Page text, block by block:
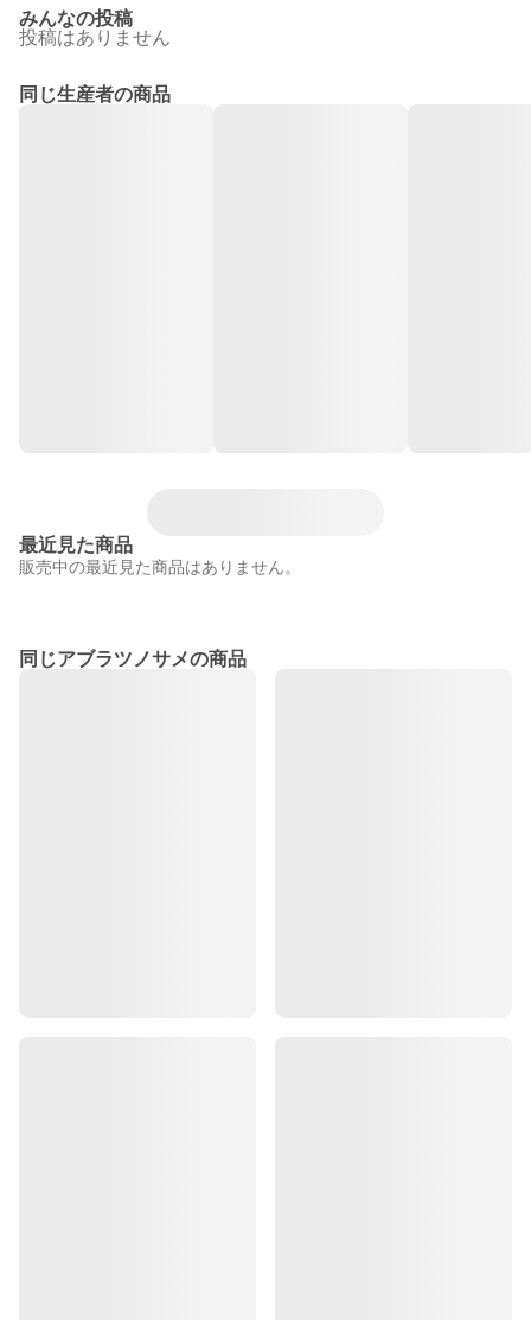
みんなの投稿
投稿はありません
同じ生産者の商品
最近見た商品
販売中の最近見た商品はありません。
同じアブラツノサメの商品